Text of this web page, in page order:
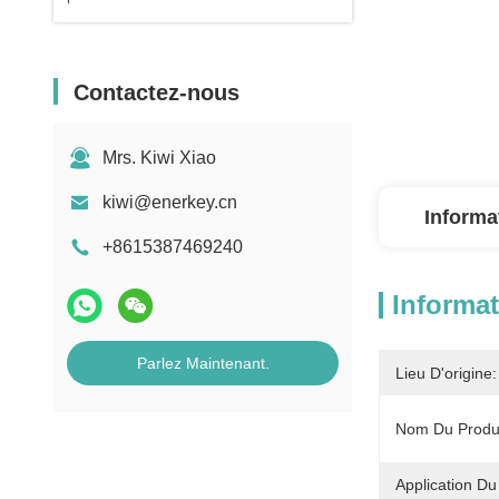
Contactez-nous
Mrs. Kiwi Xiao
kiwi@enerkey.cn
+8615387469240
Parlez Maintenant.
Lieu D'origine:
Nom Du
Application